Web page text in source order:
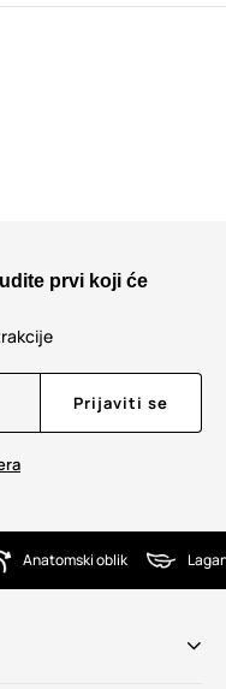
prvi koji će
Prijaviti se
Anatomski oblik